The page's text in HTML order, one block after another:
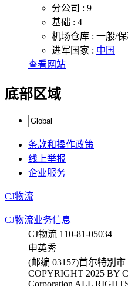
分公司 : 9
基础 : 4
机场仓库 : 一般/
进军国家 : 中国
查看网站
底部区域
条款和操作政策
线上举报
企业服务
CJ物流
CJ物流业务信息
CJ物流 110-81-05034
申英秀
(邮编 03157)首尔特別
COPYRIGHT 2025 BY
Corporation ALL